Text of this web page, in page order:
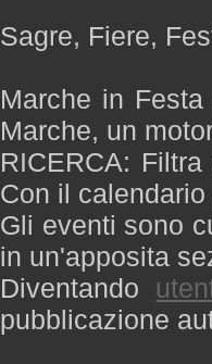
Sagre, Fiere,
Marche in
Marche, un
RICERCA:
Con il
Gli eventi sono
in un'apposita
Diventando
pubblicazione